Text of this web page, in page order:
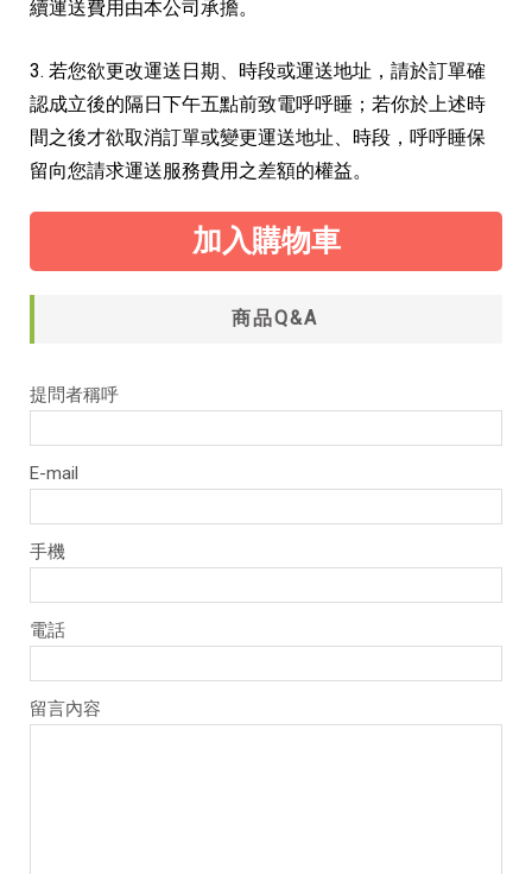
續運送費用由本公司承擔。
3. 若您欲更改運送日期、時段或運送地址，請於訂單確
認成立後的隔日下午五點前致電呼呼睡；若你於上述時
間之後才欲取消訂單或變更運送地址、時段，呼呼睡保
留向您請求運送服務費用之差額的權益。
加入購物車
商品Q&A
提問者稱呼
E-mail
手機
電話
留言內容